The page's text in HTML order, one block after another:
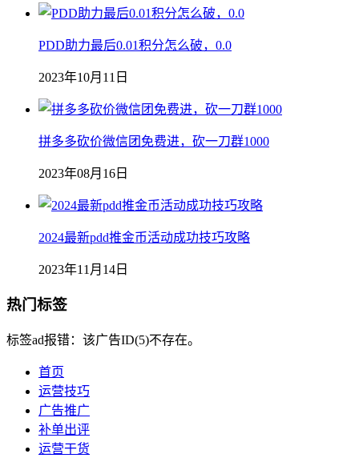
PDD助力最后0.01积分怎么破，0.0
2023年10月11日
拼多多砍价微信团免费进，砍一刀群1000
2023年08月16日
2024最新pdd推金币活动成功技巧攻略
2023年11月14日
热门标签
标签ad报错：该广告ID(5)不存在。
首页
运营技巧
广告推广
补单出评
运营干货